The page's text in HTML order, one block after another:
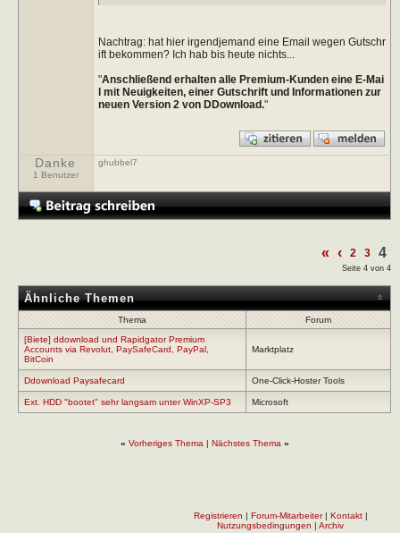
Nachtrag: hat hier irgendjemand eine Email wegen Gutschr
ift bekommen? Ich hab bis heute nichts...
"Anschließend erhalten alle Premium-Kunden eine E-Mai
l mit Neuigkeiten, einer Gutschrift und Informationen zur
neuen Version 2 von DDownload."
Danke
1 Benutzer
ghubbel7
« ‹ 2 3 4
Seite 4 von 4
Ähnliche Themen
Thema
Forum
[Biete] ddownload und Rapidgator Premium
Accounts via Revolut, PaySafeCard, PayPal,
BitCoin
Marktplatz
Ddownload Paysafecard One-Click-Hoster Tools
Ext. HDD "bootet" sehr langsam unter WinXP-SP3 Microsoft
« Vorheriges Thema | Nächstes Thema »
Registrieren | Forum-Mitarbeiter| Kontakt|
Nutzungsbedingungen | Archiv